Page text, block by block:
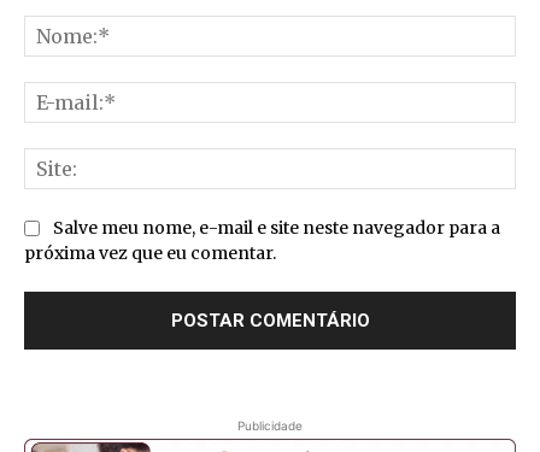
Salve meu nome, e-mail e site neste navegador para a
próxima vez que eu comentar.
Publicidade